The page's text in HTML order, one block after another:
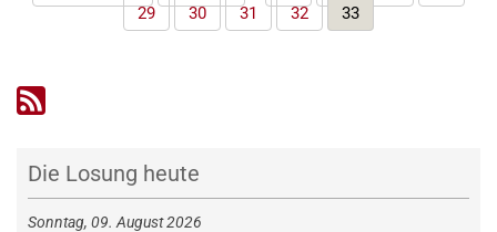
29
30 31 32 33
Die Losung heute
Sonntag, 09. August 2026